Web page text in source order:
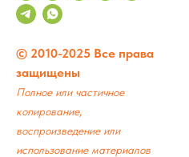
© 2010-2025 Все права
защищены
Полное или частичное
копирование,
воспроизведение или
использование материалов